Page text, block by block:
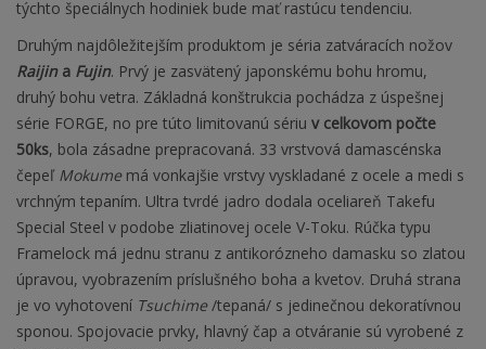
týchto špeciálnych hodiniek bude mať rastúcu tendenciu.
Druhým najdôležitejším produktom je séria zatváracích nožov
Raijina Fujin. Prvý je zasvätený japonskému bohu hromu,
druhý bohu vetra. Základná konštrukcia pochádza z úspešnej
série FORGE, no pre túto limitovanú sériu v celkovom počte
50ks, bola zásadne prepracovaná. 33 vrstvová damascénska
čepeľ Mokumemá vonkajšie vrstvy vyskladané z ocele a medi s
vrchným tepaním. Ultra tvrdé jadro dodala oceliareň Takefu
Special Steel v podobe zliatinovej ocele V-Toku. Rúčka typu
Framelock má jednu stranu z antikorózneho damasku so zlatou
úpravou, vyobrazením príslušného boha a kvetov. Druhá strana
je vo vyhotovení Tsuchime/tepaná/ s jedinečnou dekoratívnou
sponou. Spojovacie prvky, hlavný čap a otváranie sú vyrobené z